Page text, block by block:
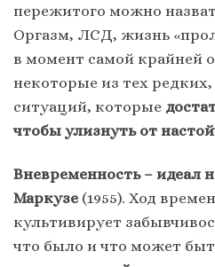
пережитого можно
Оргазм, ЛСД, жизнь
в момент самой крайней
некоторые из тех
ситуаций, которые
чтобы улизнуть от
Вневременность – идеал
Маркузе (1955). Ход
культивирует
что было и что может